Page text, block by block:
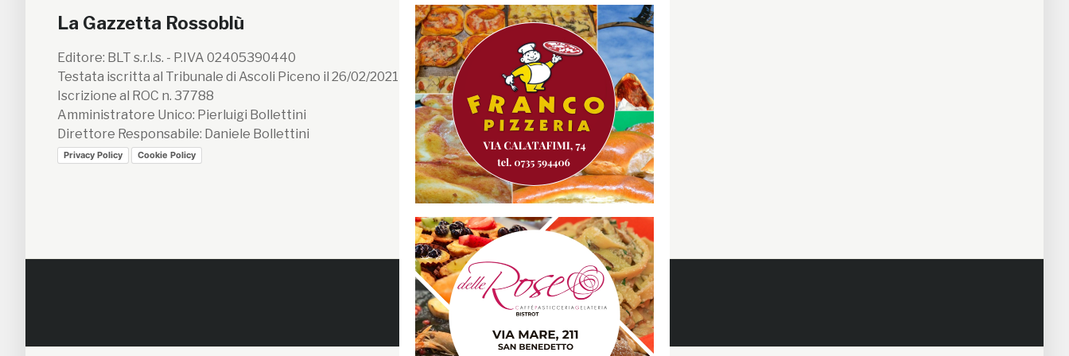
La Gazzetta Rossoblù
Editore: BLT s.r.l.s. - P.IVA 02405390440
Testata iscritta al Tribunale di Ascoli Piceno il 26/02/2021 n. 199/2021
Iscrizione al ROC n. 37788
Amministratore Unico: Pierluigi Bollettini
Direttore Responsabile: Daniele Bollettini
Privacy Policy Cookie Policy
Segui la GRB
Facebook
Instagram
Twitter
Youtube
Gazzetta RossoBlù